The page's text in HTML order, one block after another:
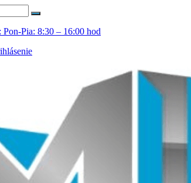
Pon-Pia: 8:30 – 16:00 hod